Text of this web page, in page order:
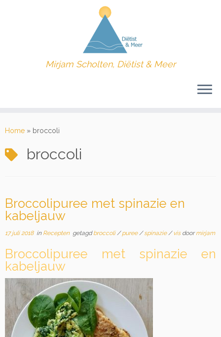
naar
Mirjam Scholten, Diëtist & Meer
Home » broccoli
broccoli
Broccolipuree met spinazie en
kabeljauw
17 juli 2018in Recepten getagdbroccoli/puree/spinazie/ vis doormirjam
Broccolipuree met spinazie en
kabeljauw